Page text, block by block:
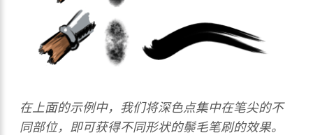
在上面的示例中，我们将深色点集中在笔尖的不
同部位，即可获得不同形状的鬃毛笔刷的效果。